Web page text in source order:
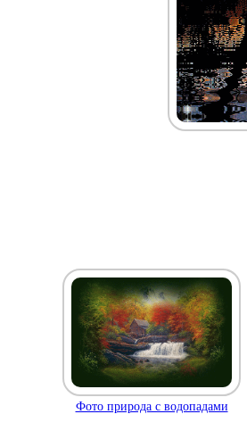
Фото природа с водопадами